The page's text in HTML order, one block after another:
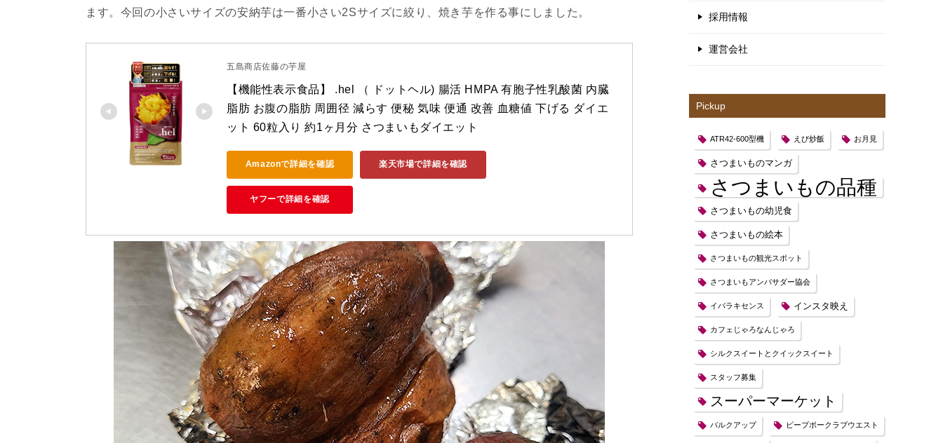
ます。今回の小さいサイズの安納芋は一番小さい2Sサイズに絞り、焼き芋を作る事にしました。
五島商店佐藤の芋屋
【機能性表示食品】 .hel （ ドットヘル) 腸活 HMPA 有胞子性乳酸菌 内臓
脂肪 お腹の脂肪 周囲径 減らす 便秘 気味 便通 改善 血糖値 下げる ダイエ
ット 60粒入り 約1ヶ月分 さつまいもダイエット
Amazonで詳細を確認 楽天市場で詳細を確認
ヤフーで詳細を確認
採用情報
運営会社
Pickup
ATR42-600型機 えび炒飯 お月見
さつまいものマンガ
さつまいもの品種
さつまいもの幼児食
さつまいもの絵本
さつまいもの観光スポット
さつまいもアンバサダー協会
イバラキセンス インスタ映え
カフェじゃろなんじゃろ
シルクスイートとクイックスイート
スタッフ募集
スーパーマーケット
バルクアップ ピープボークラブウエスト